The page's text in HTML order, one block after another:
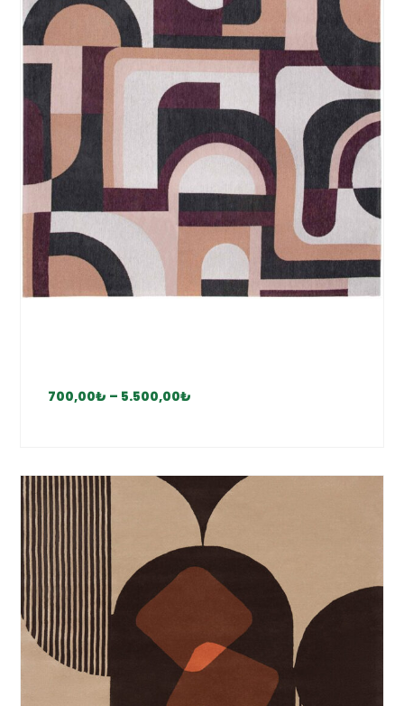
700,00₺ – 5.500,00₺